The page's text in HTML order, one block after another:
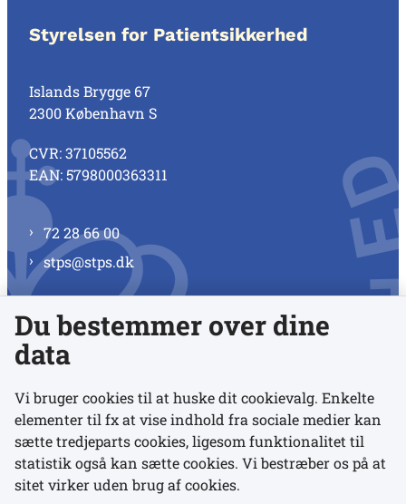
Styrelsen for Patientsikkerhed
Islands Brygge 67
2300 København S
CVR: 37105562
EAN: 5798000363311
72 28 66 00
stps@stps.dk
Se alle kontaktnumre
Links
Udgivelser
Du bestemmer over dine
data
Vi bruger cookies til at huske dit cookievalg. Enkelte
elementer til fx at vise indhold fra sociale medier kan
sætte tredjeparts cookies, ligesom funktionalitet til
statistik også kan sætte cookies. Vi bestræber os på at
sitet virker uden brug af cookies.